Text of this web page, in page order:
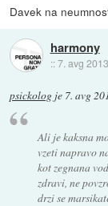
Davek na
harmony
::7. avg
psickolog je 7. avg
Ali je kaksna
vzeti napravo
kot zegnana
zdravi, ne
drzi se